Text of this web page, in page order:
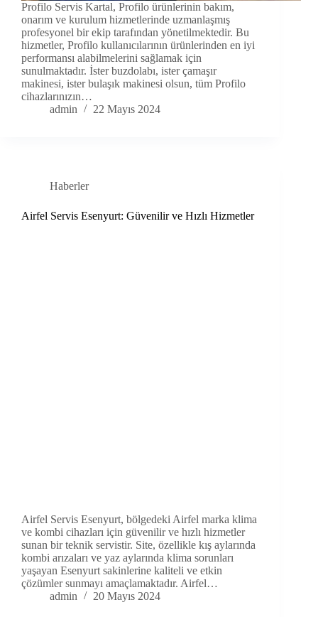
Profilo Servis Kartal, Profilo ürünlerinin bakım,
onarım ve kurulum hizmetlerinde uzmanlaşmış
profesyonel bir ekip tarafından yönetilmektedir. Bu
hizmetler, Profilo kullanıcılarının ürünlerinden en iyi
performansı alabilmelerini sağlamak için
sunulmaktadır. İster buzdolabı, ister çamaşır
makinesi, ister bulaşık makinesi olsun, tüm Profilo
cihazlarınızın…
admin
22 Mayıs 2024
Haberler
Airfel Servis Esenyurt: Güvenilir ve Hızlı Hizmetler
Airfel Servis Esenyurt, bölgedeki Airfel marka klima
ve kombi cihazları için güvenilir ve hızlı hizmetler
sunan bir teknik servistir. Site, özellikle kış aylarında
kombi arızaları ve yaz aylarında klima sorunları
yaşayan Esenyurt sakinlerine kaliteli ve etkin
çözümler sunmayı amaçlamaktadır. Airfel…
admin
20 Mayıs 2024